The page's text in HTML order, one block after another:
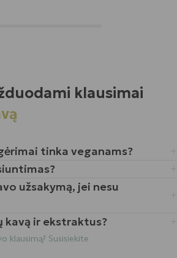
klausimai
tinka veganams?
užsakymą, jei nesu
ir ekstraktus?
klausimą? Susisiekite